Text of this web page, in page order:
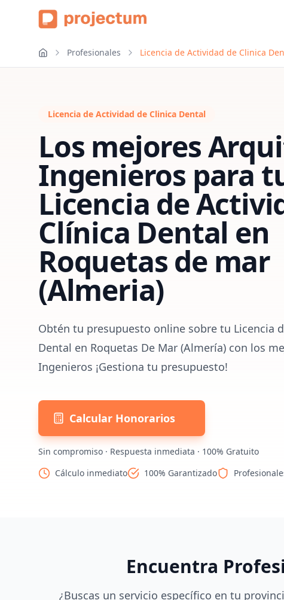
Profesionales Licencia de Actividad de Clinica
Licencia de Actividad de Clinica Dental
Los mejores
Ingenieros para
Licencia de
Clínica Dental en
Roquetas de mar
(Almeria)
Obtén tu presupuesto online sobre tu Licencia
Dental en Roquetas De Mar (Almería) con los
Ingenieros ¡Gestiona tu presupuesto!
Calcular Honorarios
Sin compromiso · Respuesta inmediata · 100% Gratuito
Cálculo inmediato
100% Garantizado
Encuentra
¿Buscas un servicio específico en tu